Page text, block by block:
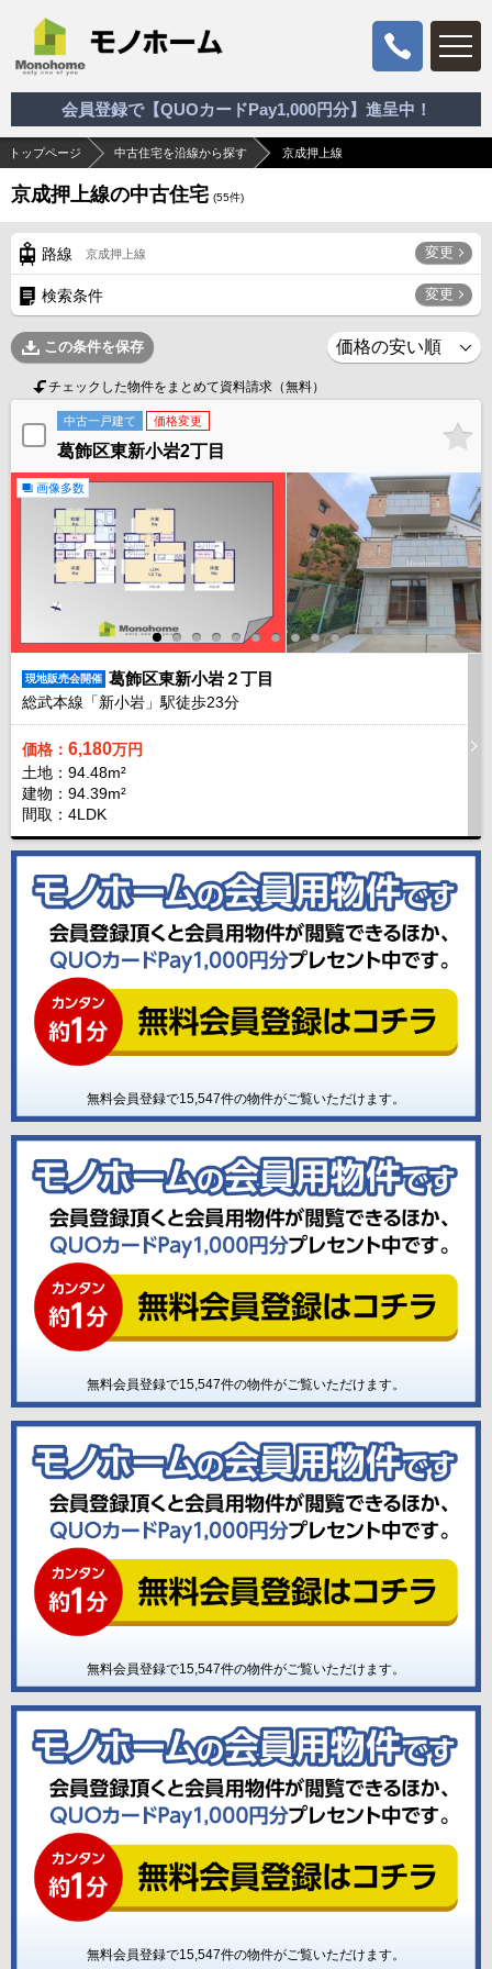
会員登録で【QUOカードPay1,000円分】進呈中！
トップページ 中古住宅を沿線から探す 京成押上線
京成押上線の中古住宅 (55件)
路線 京成押上線 変更
検索条件 変更
この条件を保存
チェックした物件をまとめて資料請求（無料）
中古一戸建て 価格変更
葛飾区東新小岩2丁目
画像多数
現地販売会開催 葛飾区東新小岩２丁目
総武本線「新小岩」駅徒歩23分
価格： 6,180万円
土地：94.48m²
建物：94.39m²
間取：4LDK
無料会員登録で15,547件の物件がご覧いただけます。
無料会員登録で15,547件の物件がご覧いただけます。
無料会員登録で15,547件の物件がご覧いただけます。
無料会員登録で15,547件の物件がご覧いただけます。